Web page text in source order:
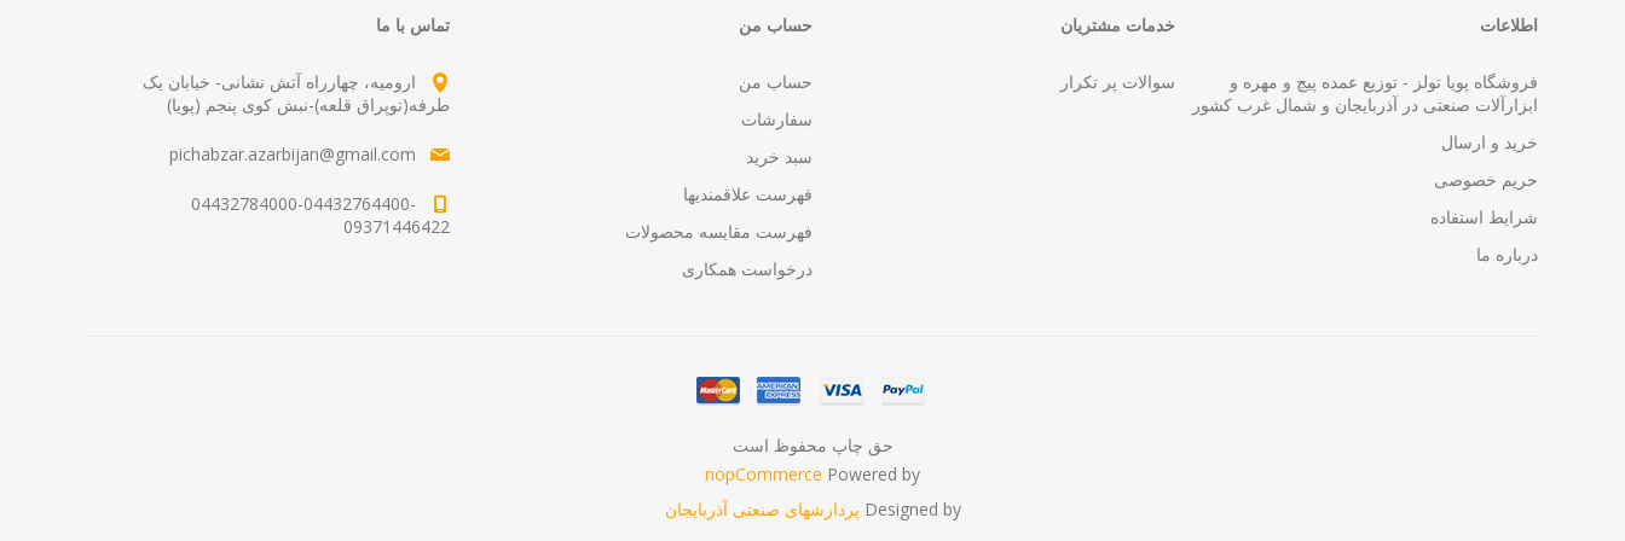
اطلاعات
فروشگاه پویا تولز - توزیع عمده پیچ و مهره و
ابزارآلات صنعتی در آذربایجان و شمال غرب کشور
خرید و ارسال
حریم خصوصی
شرایط استفاده
درباره ما
خدمات مشتریان
سوالات پر تکرار
حساب من
حساب من
سفارشات
سبد خرید
فهرست علاقمندیها
فهرست مقایسه محصولات
درخواست همکاری
تماس با ما
ارومیه، چهارراه آتش نشانی- خیابان یک
طرفه(توپراق قلعه)-نبش کوی پنجم (پویا)
pichabzar.azarbijan@gmail.com
04432784000-04432764400-
09371446422
حق چاپ محفوظ است
Powered by
nopCommerce
Designed by پردازشهای صنعتی آذربایجان